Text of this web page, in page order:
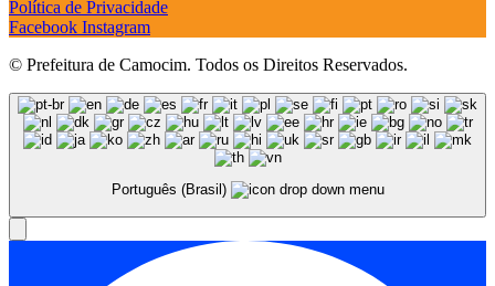
Política de Privacidade
Facebook Instagram
© Prefeitura de Camocim. Todos os Direitos Reservados.
Português (Brasil)